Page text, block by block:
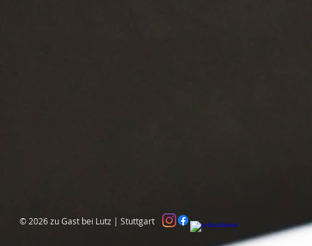
© 2026 zu Gast bei Lutz | Stuttgart